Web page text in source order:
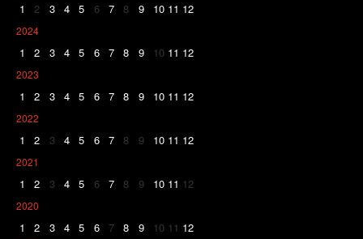
1 2 3 4 5 6 7 8 9 10 11 12
2024
1 2 3 4 5 6 7 8 9 10 11 12
2023
1 2 3 4 5 6 7 8 9 10 11 12
2022
1 2 3 4 5 6 7 8 9 10 11 12
2021
1 2 3 4 5 6 7 8 9 10 11 12
2020
1 2 3 4 5 6 7 8 9 10 11 12